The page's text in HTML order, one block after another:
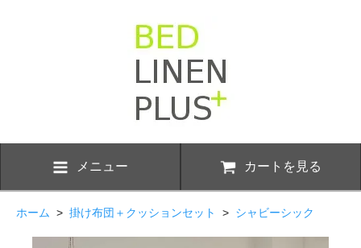
メニュー カートを見る
ホーム > 掛け布団＋クッションセット > シャビーシック